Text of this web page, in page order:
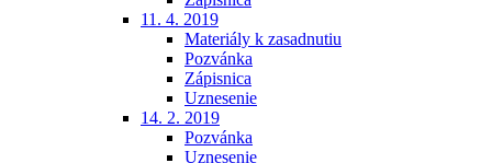
11. 4. 2019
Materiály k zasadnutiu
Pozvánka
Zápisnica
Uznesenie
14. 2. 2019
Pozvánka
Uznesenie